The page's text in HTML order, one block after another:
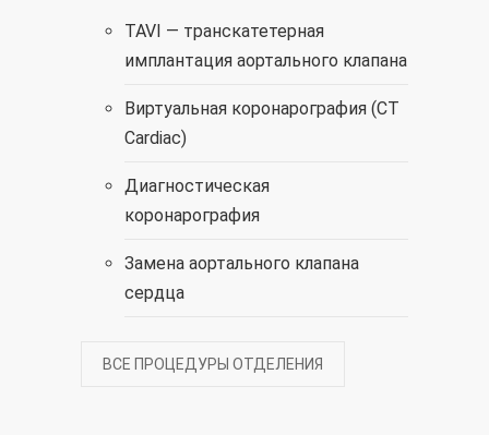
TAVI — транскатетерная
имплантация аортального клапана
Виртуальная коронарография (CT
Cardiac)
Диагностическая
коронарография
Замена аортального клапана
сердца
ВСЕ ПРОЦЕДУРЫ ОТДЕЛЕНИЯ